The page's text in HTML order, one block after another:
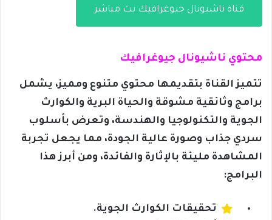
قناة ناشيونال جيوغرافيك بث مباشر
محتوي ناشيونال جيوغرافيك
تتميز القناة بتقديمها محتوي متنوع ومميز، يشمل
برامج وثائقية مشوقة والحياة البرية والكوارث
الجوية والتكنولوجيا والهندسة، وتعرض بأسلوب
سردي جذاب وصورة عالية الجودة، مما يجعل تجربة
المشاهدة مليئة بالإثارة والفائدة، ومن أبرز هذا
البرامج:
تحقيقات الكوارث الجوية.